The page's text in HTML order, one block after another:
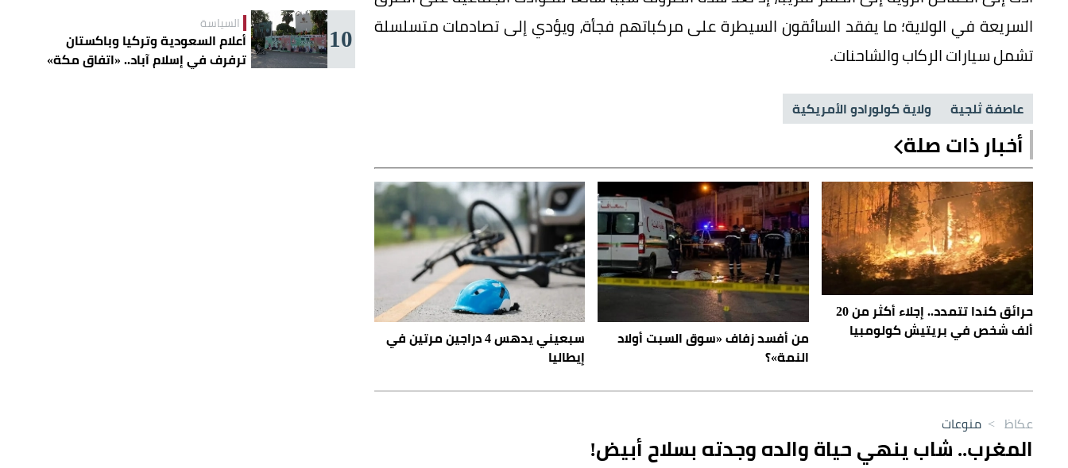
السريعة في الولاية؛ ما يفقد السائقون السيطرة على مركباتهم فجأة، ويؤدي إلى تصادمات متسلسلة
تشمل سيارات الركاب والشاحنات.
عاصفة ثلجية ولاية كولورادو الأمريكية
أخبار ذات صلة
حرائق كندا تتمدد.. إجلاء أكثر من 20
ألف شخص في بريتيش كولومبيا
من أفسد زفاف «سوق السبت أولاد
النمة»؟
سبعيني يدهس 4 دراجين مرتين في
إيطاليا
10 السياسة
أعلام السعودية وتركيا وباكستان
ترفرف في إسلام آباد.. «اتفاق مكة»
عكاظ > منوعات
المغرب.. شاب ينهي حياة والده وجدته بسلاح أبيض!